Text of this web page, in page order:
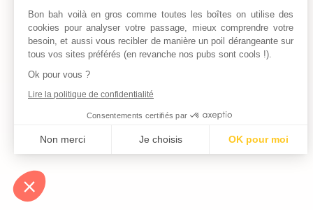
Bon bah voilà en gros comme toutes les boîtes on utilise des
cookies pour analyser votre passage, mieux comprendre votre
besoin, et aussi vous recibler de manière un poil dérangeante sur
tous vos sites préférés (en revanche nos pubs sont cools !).
Ok pour vous ?
Lire la politique de confidentialité
Consentements certifiés par
Non merci Je choisis
OK pour moi
Notre plateforme vous permet d'adapter et de gérer vos